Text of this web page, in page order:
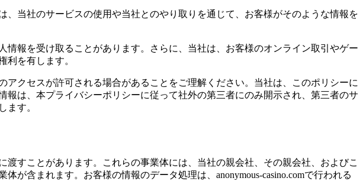
当社のサービスの使用や当社とのやり取りを通じて、お客様がそのような情報を
報を受け取ることがあります。さらに、当社は、お客様のオンライン取引やゲー
利を有します。
クセスが許可される場合があることをご理解ください。当社は、このポリシーに
は、本プライバシーポリシーに従って社外の第三者にのみ開示され、第三者のサ
ます。
すことがあります。これらの事業体には、当社の親会社、その親会社、およびこ
含まれます。お客様の情報のデータ処理は、anonymous-casino.comで行われる